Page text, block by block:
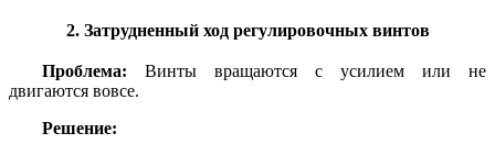
2. Затрудненный ход регулировочных винтов
Проблема: Винты вращаются с усилием или не
двигаются вовсе.
Решение: